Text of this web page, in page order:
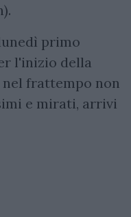
primo
l'inizio della
frattempo non
e mirati, arrivi